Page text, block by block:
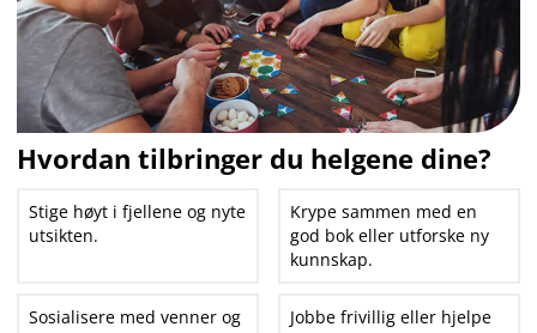
Hvordan tilbringer du helgene dine?
Stige høyt i fjellene og nyte
utsikten.
Krype sammen med en
god bok eller utforske ny
kunnskap.
Sosialisere med venner og
Jobbe frivillig eller hjelpe